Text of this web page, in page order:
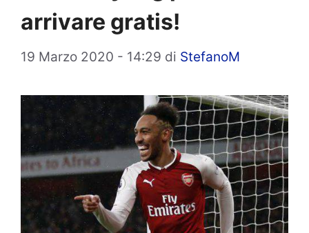
arrivare gratis!
19 Marzo 2020 - 14:29 di StefanoM